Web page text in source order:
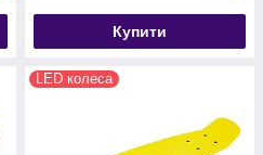
Купити
LED колеса